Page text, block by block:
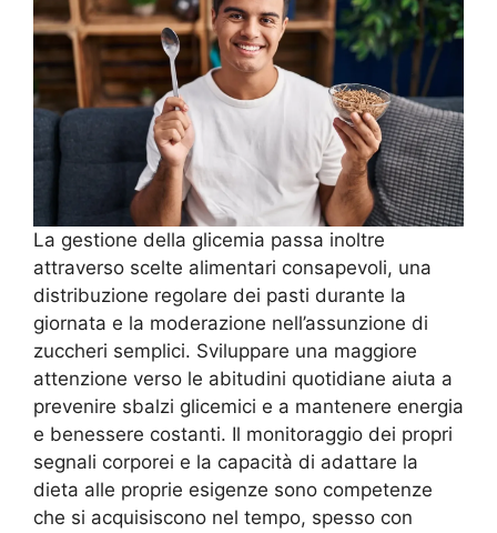
La gestione della glicemia passa inoltre
attraverso scelte alimentari consapevoli, una
distribuzione regolare dei pasti durante la
giornata e la moderazione nell’assunzione di
zuccheri semplici. Sviluppare una maggiore
attenzione verso le abitudini quotidiane aiuta a
prevenire sbalzi glicemici e a mantenere energia
e benessere costanti. Il monitoraggio dei propri
segnali corporei e la capacità di adattare la
dieta alle proprie esigenze sono competenze
che si acquisiscono nel tempo, spesso con